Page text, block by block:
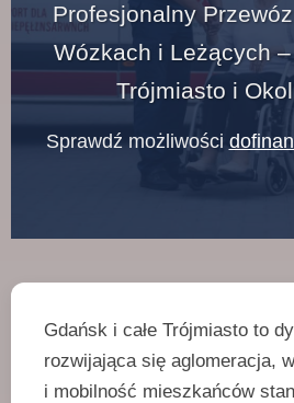
Profesjonalny
Wózkach i Leżących –
Trójmiasto i
Sprawdź możliwości
Gdańsk i całe Trójmiasto to
rozwijająca się aglomeracja,
i mobilność mieszkańców